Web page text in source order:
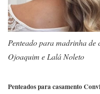
Penteado para madrinha
Ojoaquim e Lalá Noleto
Penteados para casamento